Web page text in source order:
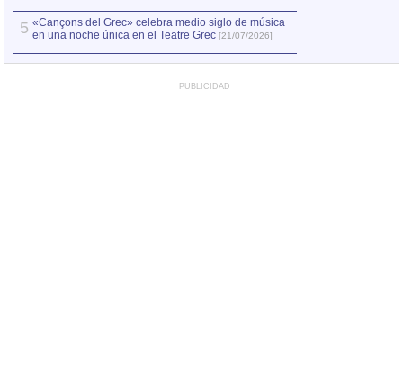
5 «Cançons del Grec» celebra medio siglo de música
en una noche única en el Teatre Grec [21/07/2026]
PUBLICIDAD